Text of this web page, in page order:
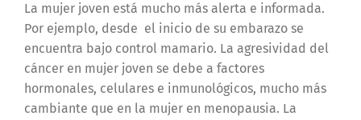
La mujer joven está mucho más alerta e informada.
Por ejemplo, desde el inicio de su embarazo se
encuentra bajo control mamario. La agresividad del
cáncer en mujer joven se debe a factores
hormonales, celulares e inmunológicos, mucho más
cambiante que en la mujer en menopausia. La